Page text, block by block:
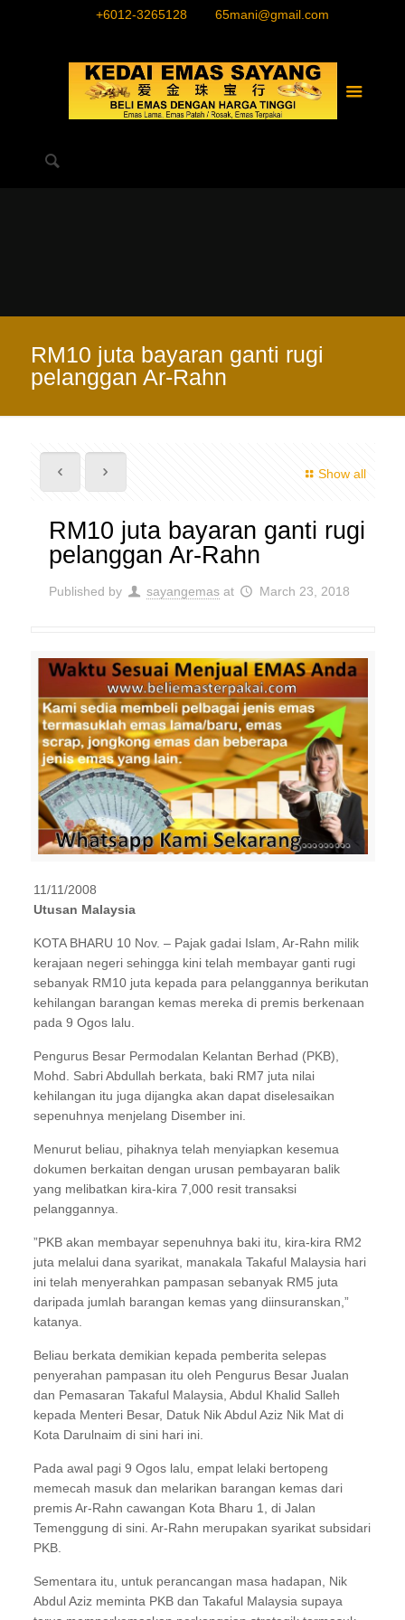
+6012-3265128 65mani@gmail.com
RM10 juta bayaran ganti rugi
pelanggan Ar-Rahn
Show all
RM10 juta bayaran ganti rugi
pelanggan Ar-Rahn
Published by sayangemas at March 23, 2018
11/11/2008
Utusan Malaysia
KOTA BHARU 10 Nov. – Pajak gadai Islam, Ar-Rahn milik
kerajaan negeri sehingga kini telah membayar ganti rugi
sebanyak RM10 juta kepada para pelanggannya berikutan
kehilangan barangan kemas mereka di premis berkenaan
pada 9 Ogos lalu.
Pengurus Besar Permodalan Kelantan Berhad (PKB),
Mohd. Sabri Abdullah berkata, baki RM7 juta nilai
kehilangan itu juga dijangka akan dapat diselesaikan
sepenuhnya menjelang Disember ini.
Menurut beliau, pihaknya telah menyiapkan kesemua
dokumen berkaitan dengan urusan pembayaran balik
yang melibatkan kira-kira 7,000 resit transaksi
pelanggannya.
”PKB akan membayar sepenuhnya baki itu, kira-kira RM2
juta melalui dana syarikat, manakala Takaful Malaysia hari
ini telah menyerahkan pampasan sebanyak RM5 juta
daripada jumlah barangan kemas yang diinsuranskan,”
katanya.
Beliau berkata demikian kepada pemberita selepas
penyerahan pampasan itu oleh Pengurus Besar Jualan
dan Pemasaran Takaful Malaysia, Abdul Khalid Salleh
kepada Menteri Besar, Datuk Nik Abdul Aziz Nik Mat di
Kota Darulnaim di sini hari ini.
Pada awal pagi 9 Ogos lalu, empat lelaki bertopeng
memecah masuk dan melarikan barangan kemas dari
premis Ar-Rahn cawangan Kota Bharu 1, di Jalan
Temenggung di sini. Ar-Rahn merupakan syarikat subsidari
PKB.
Sementara itu, untuk perancangan masa hadapan, Nik
Abdul Aziz meminta PKB dan Takaful Malaysia supaya